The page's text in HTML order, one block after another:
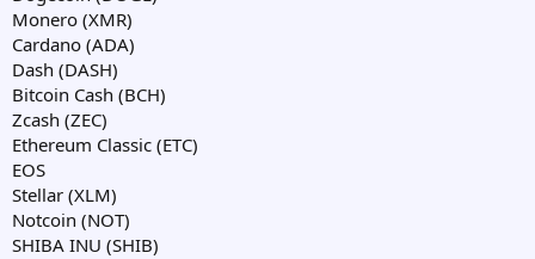
Monero (XMR)
Cardano (ADA)
Dash (DASH)
Bitcoin Cash (BCH)
Zcash (ZEC)
Ethereum Classic (ETC)
EOS
Stellar (XLM)
Notcoin (NOT)
SHIBA INU (SHIB)